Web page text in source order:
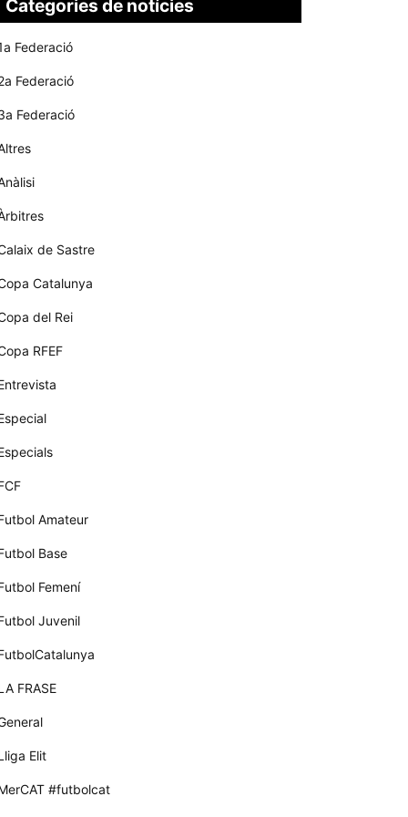
Categories de notícies
Federació
Federació
Federació
de Sastre
Catalunya
del Rei
RFEF
Amateur
Base
Femení
Juvenil
FRASE
Elit
#futbolcat